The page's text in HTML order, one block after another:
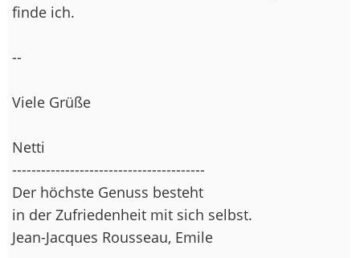
finde ich.
--
Viele Grüße
Netti
----------------------------------------
Der höchste Genuss besteht
in der Zufriedenheit mit sich selbst.
Jean-Jacques Rousseau, Emile